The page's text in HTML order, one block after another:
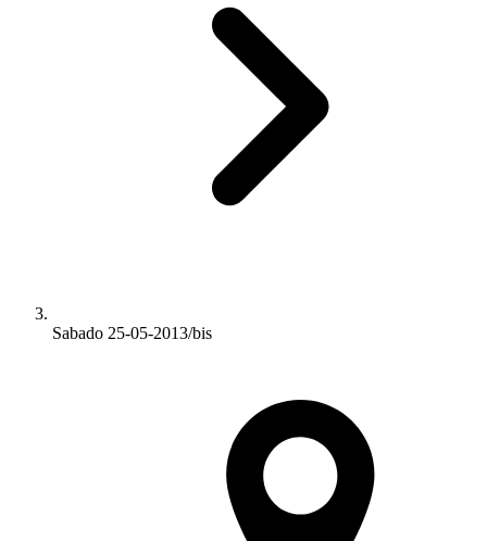
Sabado 25-05-2013/bis